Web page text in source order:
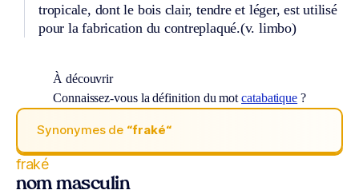
tropicale, dont le bois clair, tendre et léger, est utilisé
pour la fabrication du contreplaqué.(v. limbo)
À découvrir
Connaissez-vous la définition du motcatabatique ?
Synonymes de “fraké“
fraké
nom masculin